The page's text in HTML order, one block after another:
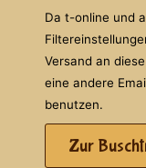
Da t-online und
Versand an
eine andere
benutzen.
Zur